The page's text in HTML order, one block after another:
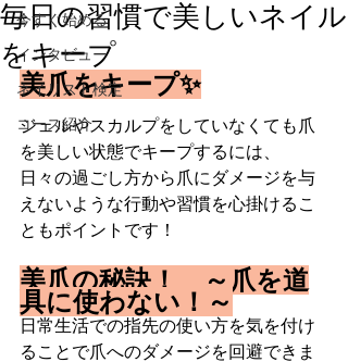
今すぐ始める
インタビュー
ネイリスト検定
コース紹介
毎日の習慣で美しいネイル
をキープ
美爪をキープ✨
ジェルやスカルプをしていなくても爪
を美しい状態でキープするには、
日々の過ごし方から爪にダメージを与
えないような行動や習慣を心掛けるこ
ともポイントです！
美爪の秘訣！　～爪を道
具に使わない！～
日常生活での指先の使い方を気を付け
ることで爪へのダメージを回避できま